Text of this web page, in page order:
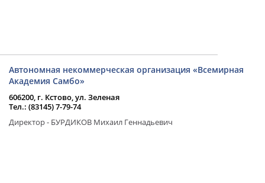
Автономная некоммерческая организация «Всемирная
Академия Самбо»
606200, г. Кстово, ул. Зеленая
Тел.: (83145) 7-79-74
Директор - БУРДИКОВ Михаил Геннадьевич